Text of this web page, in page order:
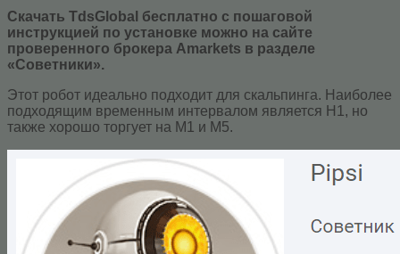
Скачать TdsGlobal бесплатно с пошаговой
инструкцией по установке можно на сайте
проверенного брокера Amarkets в разделе
«Советники».
Этот робот идеально подходит для скальпинга. Наиболее
подходящим временным интервалом является H1, но
также хорошо торгует на М1 и М5.